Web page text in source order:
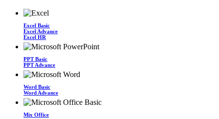
Excel Basic
Excel Advance
Excel HR
PPT Basic
PPT Advance
Word Basic
Word Advance
Mix Office